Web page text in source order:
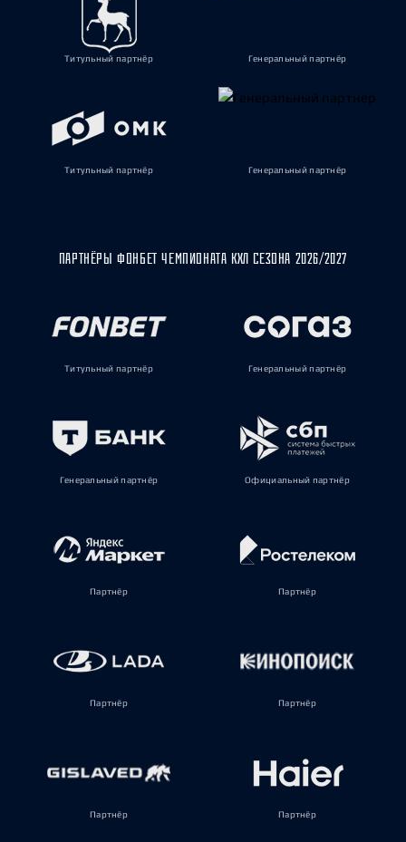
Титульный партнёр Генеральный партнёр
Титульный партнёр Генеральный партнёр
ПАРТНЁРЫ ФОНБЕТ ЧЕМПИОНАТА КХЛ СЕЗОНА 2026/2027
Титульный партнёр Генеральный партнёр
Генеральный партнёр Официальный партнёр
Партнёр Партнёр
Партнёр Партнёр
Партнёр Партнёр